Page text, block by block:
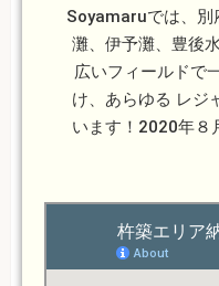
Soyamaruでは、別
灘、伊予灘、豊後
広いフィールドで
け、あらゆる レジ
います！2020年８